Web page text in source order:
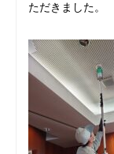
ただきました。